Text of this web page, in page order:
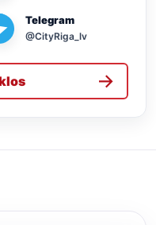
Telegram
@CityRiga_lv
→